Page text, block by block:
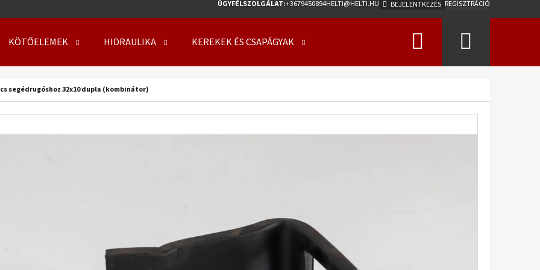
ÜGYFÉLSZOLGÁLAT:+3679450894HELTI@HELTI.HU BEJELENTKEZÉS REGISZTRÁCIÓ
KÖTŐELEMEK HIDRAULIKA KEREKEK ÉS CSAPÁGYAK Keresés
segédrugóshoz 32x10 dupla (kombinátor)
KERÉK SZERELVE 500/50 - 17 18PR, TL, AW-
708 + 8X21.3/220/275 A2 ET0